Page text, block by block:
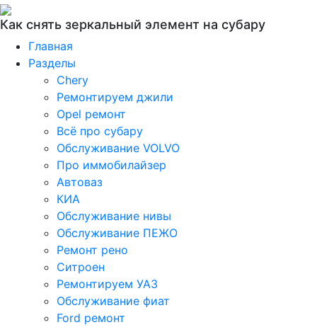
Как снять зеркальный элемент на субару
Главная
Разделы
Chery
Ремонтируем джили
Opel ремонт
Всё про субару
Обслуживание VOLVO
Про иммобилайзер
Автоваз
КИА
Обслуживание нивы
Обслуживание ПЕЖО
Ремонт рено
Ситроен
Ремонтируем УАЗ
Обслуживание фиат
Ford ремонт